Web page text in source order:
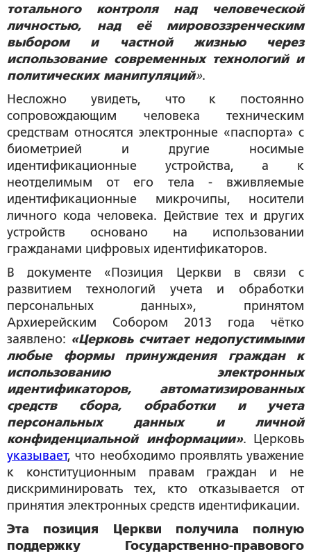
тотального контроля над человеческой
личностью, над её мировоззренческим
выбором и частной жизнью через
использование современных технологий и
политических манипуляций».
Несложно увидеть, что к постоянно
сопровождающим человека техническим
средствам относятся электронные «паспорта» с
биометрией и другие носимые
идентификационные устройства, а к
неотделимым от его тела - вживляемые
идентификационные микрочипы, носители
личного кода человека. Действие тех и других
устройств основано на использовании
гражданами цифровых идентификаторов.
В документе «Позиция Церкви в связи с
развитием технологий учета и обработки
персональных данных», принятом
Архиерейским Собором 2013 года чётко
заявлено: «Церковь считает недопустимыми
любые формы принуждения граждан к
использованию электронных
идентификаторов, автоматизированных
средств сбора, обработки и учета
персональных данных и личной
конфиденциальной информации». Церковь
указывает, что необходимо проявлять уважение
к конституционным правам граждан и не
дискриминировать тех, кто отказывается от
принятия электронных средств идентификации.
Эта позиция Церкви получила полную
поддержку Государственно-правового